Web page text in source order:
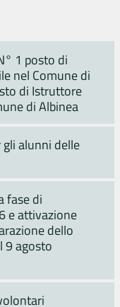
1 posto di
nel Comune di
di Istruttore
di Albinea
alunni delle
fase di
e attivazione
dello
9 agosto